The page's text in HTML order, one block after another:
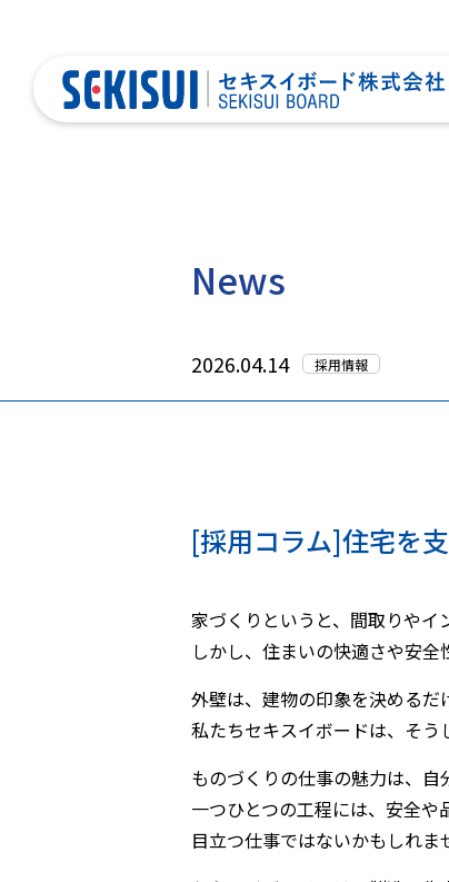
News
2026.04.14 採用情報
[採用コラム]住宅を
家づくりというと、間取りやイ
しかし、住まいの快適さや安全
外壁は、建物の印象を決めるだ
私たちセキスイボードは、そう
ものづくりの仕事の魅力は、自
一つひとつの工程には、安全や
目立つ仕事ではないかもしれま